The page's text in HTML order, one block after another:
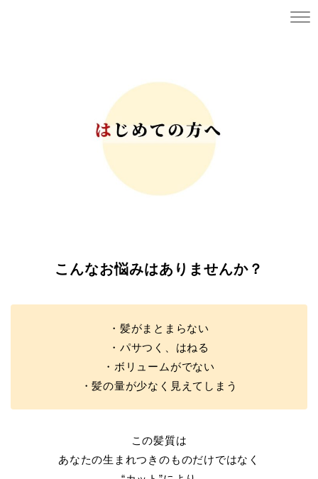
こんなお悩みはありませんか？
・髪がまとまらない
・パサつく、はねる
・ボリュームがでない
・髪の量が少なく見えてしまう
この髪質は
あなたの生まれつきのものだけではなく